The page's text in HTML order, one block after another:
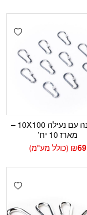
קרבינה עם נעילה 10X100 –
מארז 10 יח’
₪69 (כולל מע"מ)